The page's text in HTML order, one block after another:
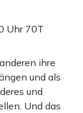
Uhr 70T
ihre
und als
und
Und das